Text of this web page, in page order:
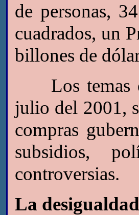
de personas,
cuadrados, un
billones de
Los temas
julio del 2001,
compras
subsidios,
controversias.
La